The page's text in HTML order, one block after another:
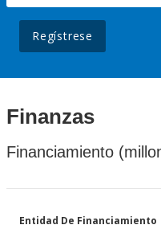
Regístrese
Finanzas
Financiamiento
Entidad De Financiamiento